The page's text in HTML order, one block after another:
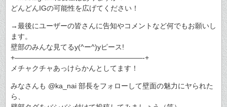
どんどんIGの可能性を広げてください！
→最後にユーザーの皆さんに告知やコメントなど何でもお願いし
ます。
壁部のみんな見てるy(^ー^)yピース!
+——————————————————-+
メチャクチャあっけらかんとしてます！
みなさんも @ka_nai 部長をフォローして壁面の魅力にヤられた
ら、